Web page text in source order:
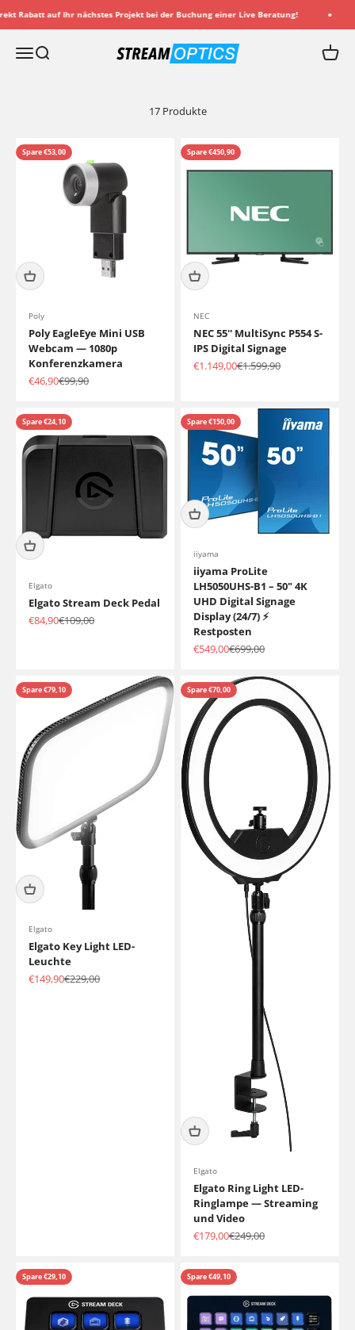
Rabatt auf Ihr nächstes Projekt bei der Buchung einer Live Beratung!
MenüSuche Streamoptics.de
17 Produkte
Spare €53,00
Poly
Poly EagleEye Mini USB
Webcam — 1080p
Konferenzkamera
Angebot
€46,90Regulärer Preis
€99,90
Spare €450,90
NEC
NEC 55'' MultiSync P554 S-
IPS Digital Signage
Angebot
€1.149,00Regulärer Preis
€1.599,90
Spare €24,10
Elgato
Elgato Stream Deck Pedal
Angebot
€84,90Regulärer Preis
€109,00
Spare €150,00
iiyama
iiyama ProLite
LH5050UHS-B1 – 50" 4K
UHD Digital Signage
Display (24/7) ⚡
Restposten
Angebot
€549,00Regulärer Preis
€699,00
Spare €79,10
Elgato
Elgato Key Light LED-
Leuchte
Angebot
€149,90Regulärer Preis
€229,00
Spare €70,00
Elgato
Elgato Ring Light LED-
Ringlampe — Streaming
und Video
Angebot
€179,00Regulärer Preis
€249,00
Spare €29,10 Spare €49,10